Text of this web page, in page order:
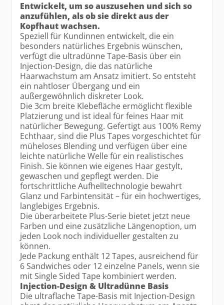
Entwickelt, um so auszusehen und sich so
anzufühlen, als ob sie direkt aus der
Kopfhaut wachsen.
Speziell für Kundinnen entwickelt, die ein
besonders natürliches Ergebnis wünschen,
verfügt die ultradünne Tape-Basis über ein
Injection-Design, die das natürliche
Haarwachstum am Ansatz imitiert. So entsteht
ein nahtloser Übergang und ein
außergewöhnlich diskreter Look.
Die 3cm breite Klebefläche ermöglicht flexible
Platzierung und ist ideal für feines Haar mit
natürlicher Bewegung. Gefertigt aus 100% Remy
Echthaar, sind die Plus Tapes vorgeschichtet für
müheloses Blending und verfügen über eine
leichte natürliche Welle für ein realistisches
Finish. Sie können wie eigenes Haar gestylt,
gewaschen und gepflegt werden. Die
fortschrittliche Aufhelltechnologie bewahrt
Glanz und Farbintensität – für ein hochwertiges,
langlebiges Ergebnis.
Die überarbeitete Plus-Serie bietet jetzt neue
Farben und eine zusätzliche Längenoption, um
jeden Look noch individueller gestalten zu
können.
Jede Packung enthält 12 Tapes, ausreichend für
6 Sandwiches oder 12 einzelne Panels, wenn sie
mit Single Sided Tape kombiniert werden.
Injection-Design & Ultradünne Basis
Die ultraflache Tape-Basis mit Injection-Design